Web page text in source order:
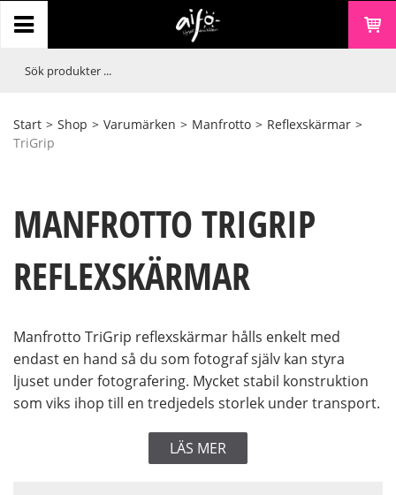
Start > Shop > Varumärken > Manfrotto > Reflexskärmar >
TriGrip
MANFROTTO TRIGRIP
REFLEXSKÄRMAR
Manfrotto TriGrip reflexskärmar hålls enkelt med
endast en hand så du som fotograf själv kan styra
ljuset under fotografering. Mycket stabil konstruktion
som viks ihop till en tredjedels storlek under transport.
LÄS MER